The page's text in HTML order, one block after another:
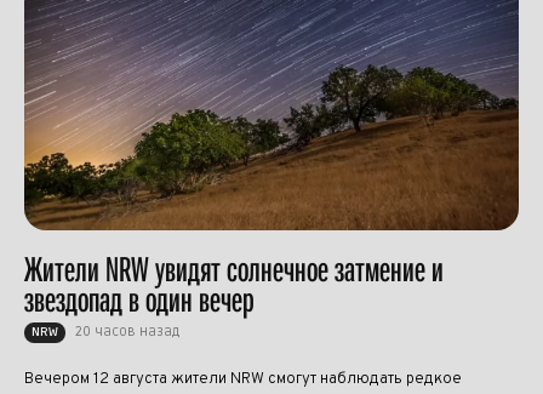
Жители NRW увидят солнечное затмение и
звездопад в один вечер
NRW 20 часов назад
Вечером 12 августа жители NRW смогут наблюдать редкое